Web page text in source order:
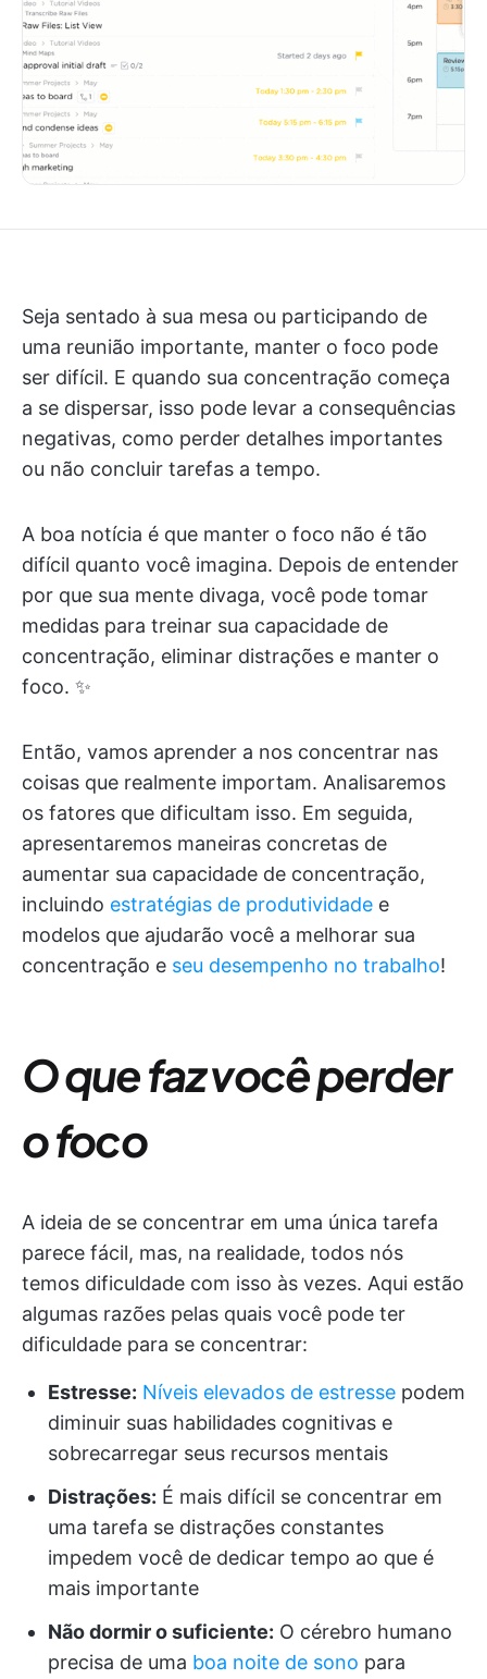
Seja sentado à sua mesa ou participando de
uma reunião importante, manter o foco pode
ser difícil. E quando sua concentração começa
a se dispersar, isso pode levar a consequências
negativas, como perder detalhes importantes
ou não concluir tarefas a tempo.
A boa notícia é que manter o foco não é tão
difícil quanto você imagina. Depois de entender
por que sua mente divaga, você pode tomar
medidas para treinar sua capacidade de
concentração, eliminar distrações e manter o
foco. ✨
Então, vamos aprender a nos concentrar nas
coisas que realmente importam. Analisaremos
os fatores que dificultam isso. Em seguida,
apresentaremos maneiras concretas de
aumentar sua capacidade de concentração,
incluindo estratégias de produtividade e
modelos que ajudarão você a melhorar sua
concentração e seu desempenho no trabalho!
O que faz você perder
o foco
A ideia de se concentrar em uma única tarefa
parece fácil, mas, na realidade, todos nós
temos dificuldade com isso às vezes. Aqui estão
algumas razões pelas quais você pode ter
dificuldade para se concentrar:
Estresse: Níveis elevados de estresse podem
diminuir suas habilidades cognitivas e
sobrecarregar seus recursos mentais
Distrações: É mais difícil se concentrar em
uma tarefa se distrações constantes
impedem você de dedicar tempo ao que é
mais importante
Não dormir o suficiente: O cérebro humano
precisa de uma boa noite de sono para